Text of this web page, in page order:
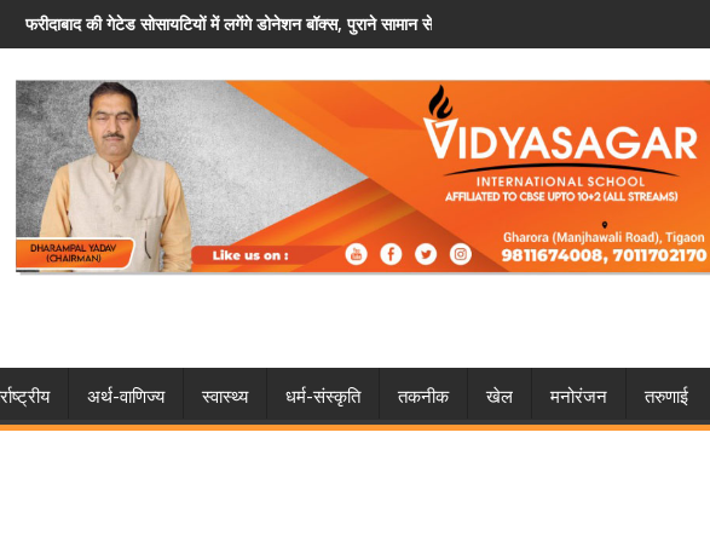
डोनेशन बॉक्स, पुराने सामान से होगी जरूरतमंदों की मददहरियाणा पुलिस में कांस्टेबल प्रमोशन प्रक्रिया शुरू, विशेष कोटे से मिलेगा मौका
अर्थ-वाणिज्य स्वास्थ्य धर्म-संस्कृति तकनीक खेल मनोरंजन तरुणाई